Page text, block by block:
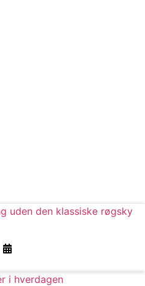
uden den klassiske røgsky
i hverdagen